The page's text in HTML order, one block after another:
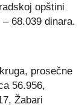
opštini
68.039 dinara.
prosečne
56.956,
Žabari